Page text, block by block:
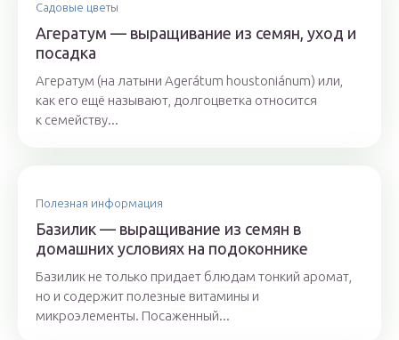
Садовые цветы
Агератум — выращивание из семян, уход и
посадка
Агератум (на латыни Agerátum houstoniánum) или,
как его ещё называют, долгоцветка относится
к семейству...
Полезная информация
Базилик — выращивание из семян в
домашних условиях на подоконнике
Базилик не только придает блюдам тонкий аромат,
но и содержит полезные витамины и
микроэлементы. Посаженный...